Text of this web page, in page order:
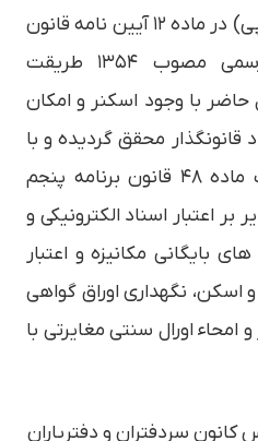
(رونوشت، فتوکپی) در ماده ۱۲ آیین نامه قانون
دفاتر اسناد رسمی مصوب ۱۳۵۴ طریقت
حاضر با وجود اسكنر و امکان
قانونگذار محقق گردیده و با
توجه به بند ب ماده ۴۸ قانون برنامه پنجم
بر اعتبار اسناد الکترونیکی و
بایگانی مکانیزه و اعتبار
اسکن، نگهداری اوراق گواهی
امحاء اورال سنتی مغایرتی با
سردفتران و دفتریاران